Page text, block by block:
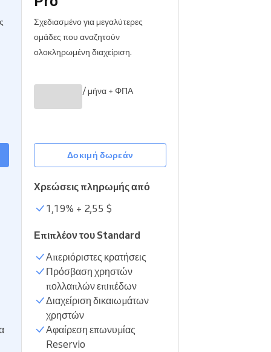
Διαβάστε περισσότερα
Σχεδιασμένο για μεγαλύτερες
ομάδες που αναζητούν
ολοκληρωμένη διαχείριση.
/ μήνα + ΦΠΑ
Δοκιμή δωρεάν
Χρεώσεις πληρωμής από
1,19% + 2,55 $
Επιπλέον του Standard
Απεριόριστες κρατήσεις
Πρόσβαση χρηστών
πολλαπλών επιπέδων
Διαχείριση δικαιωμάτων
χρηστών
Αφαίρεση επωνυμίας
Reservio